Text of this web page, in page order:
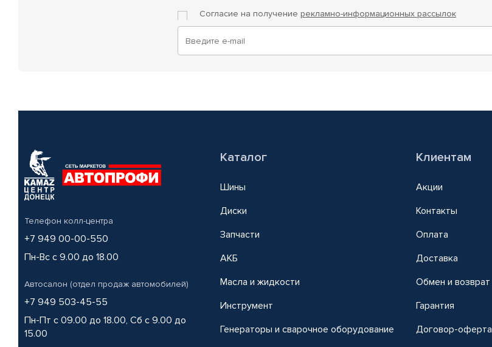
Согласие на получение рекламно-информационных рассылок
Телефон колл-центра
+7 949 00-00-550
Пн-Вс с 9.00 до 18.00
Автосалон (отдел продаж автомобилей)
+7 949 503-45-55
Пн-Пт с 09.00 до 18.00, Сб с 9.00 до
15.00
Каталог
Шины
Диски
Запчасти
АКБ
Масла и жидкости
Инструмент
Генераторы и сварочное оборудование
Клиентам
Акции
Контакты
Оплата
Доставка
Обмен и возврат
Гарантия
Договор-оферта